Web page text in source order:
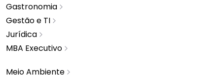
Gastronomia
Gestão e TI
Jurídica
MBA Executivo
Meio Ambiente